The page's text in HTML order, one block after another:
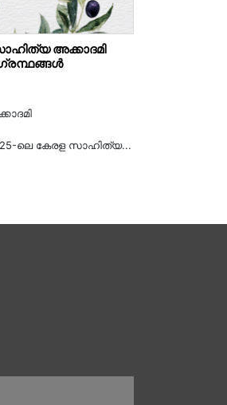
അക്കാദമി
ലെ കേരള സാഹിത്യ...